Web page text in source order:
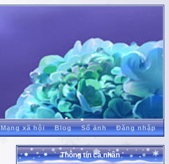
Mạng xã hội Blog Sổ ảnh Đăng nhập
Thông tin cá nhân